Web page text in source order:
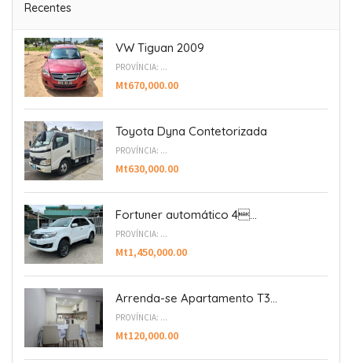
Recentes
VW Tiguan 2009
PROVÍNCIA: ...
Mt670,000.00
Toyota Dyna Contetorizada
PROVÍNCIA: ...
Mt630,000.00
Fortuner automático 4...
PROVÍNCIA: ...
Mt1,450,000.00
Arrenda-se Apartamento T3...
PROVÍNCIA: ...
Mt120,000.00